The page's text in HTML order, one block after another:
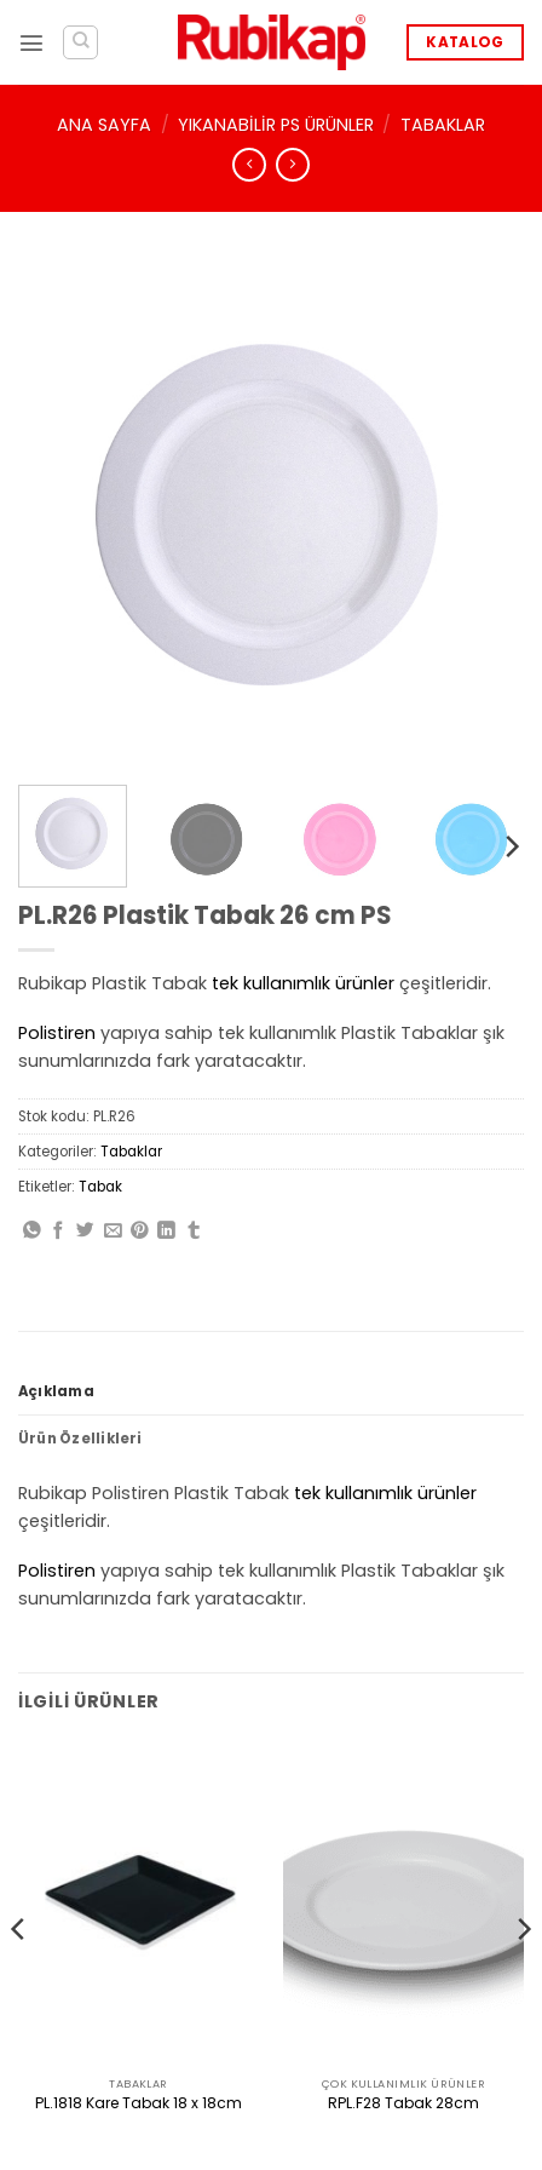
atla
KATALOG
ANA SAYFA / YIKANABILIR PS ÜRÜNLER / TABAKLAR
PL.R26 Plastik Tabak 26 cm PS
Rubikap Plastik Tabak tek kullanımlık ürünler çeşitleridir.
Polistiren yapıya sahip tek kullanımlık Plastik Tabaklar şık
sunumlarınızda fark yaratacaktır.
Stok kodu: PL.R26
Kategoriler: Tabaklar
Etiketler: Tabak
Açıklama
Ürün Özellikleri
Rubikap Polistiren Plastik Tabak tek kullanımlık ürünler
çeşitleridir.
Polistiren yapıya sahip tek kullanımlık Plastik Tabaklar şık
sunumlarınızda fark yaratacaktır.
İLGILI ÜRÜNLER
TABAKLAR
PL.1818 Kare Tabak 18 x 18cm
ÇOK KULLANIMLIK ÜRÜNLER
RPL.F28 Tabak 28cm